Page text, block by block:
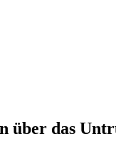
über das